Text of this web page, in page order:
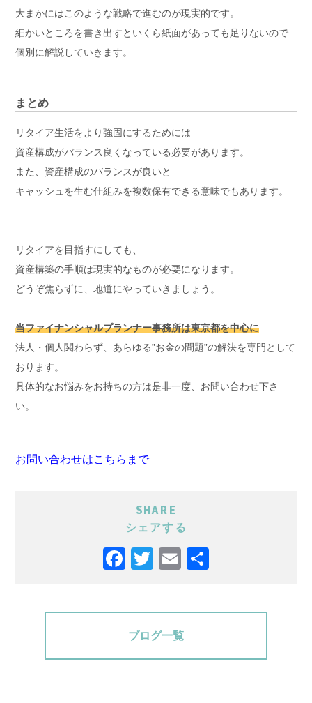
大まかにはこのような戦略で進むのが現実的です。
細かいところを書き出すといくら紙面があっても足りないので
個別に解説していきます。
まとめ
リタイア生活をより強固にするためには
資産構成がバランス良くなっている必要があります。
また、資産構成のバランスが良いと
キャッシュを生む仕組みを複数保有できる意味でもあります。
リタイアを目指すにしても、
資産構築の手順は現実的なものが必要になります。
どうぞ焦らずに、地道にやっていきましょう。
当ファイナンシャルプランナー事務所は東京都を中心に
法人・個人関わらず、あらゆる”お金の問題”の解決を専門として
おります。
具体的なお悩みをお持ちの方は是非一度、お問い合わせ下さ
い。
お問い合わせはこちらまで
SHARE
シェアする
Facebook
TwitterEmail
ブログ一覧